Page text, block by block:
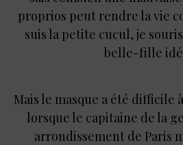
proprios peut rendre la vie
suis la petite cucul, je
belle-fille
Mais le masque a été difficile
lorsque le capitaine de la
arrondissement de Paris